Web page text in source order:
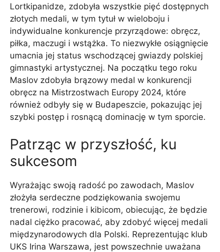
Lortkipanidze, zdobyła wszystkie pięć dostępnych
złotych medali, w tym tytuł w wieloboju i
indywidualne konkurencje przyrządowe: obręcz,
piłka, maczugi i wstążka. To niezwykłe osiągnięcie
umacnia jej status wschodzącej gwiazdy polskiej
gimnastyki artystycznej. Na początku tego roku
Maslov zdobyła brązowy medal w konkurencji
obręcz na Mistrzostwach Europy 2024, które
również odbyły się w Budapeszcie, pokazując jej
szybki postęp i rosnącą dominację w tym sporcie.
Patrząc w przyszłość, ku
sukcesom
Wyrażając swoją radość po zawodach, Maslov
złożyła serdeczne podziękowania swojemu
trenerowi, rodzinie i kibicom, obiecując, że będzie
nadal ciężko pracować, aby zdobyć więcej medali
międzynarodowych dla Polski. Reprezentując klub
UKS Irina Warszawa, jest powszechnie uważana